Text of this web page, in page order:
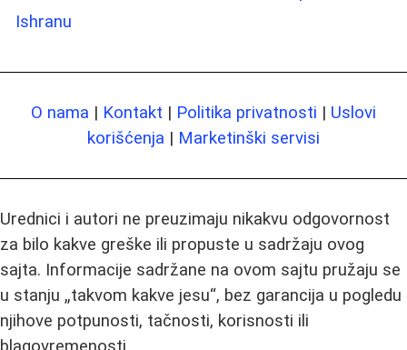
Ishranu
O nama | Kontakt | Politika privatnosti | Uslovi
korišćenja | Marketinški servisi
Urednici i autori ne preuzimaju nikakvu odgovornost
za bilo kakve greške ili propuste u sadržaju ovog
sajta. Informacije sadržane na ovom sajtu pružaju se
u stanju „takvom kakve jesu“, bez garancija u pogledu
njihove potpunosti, tačnosti, korisnosti ili